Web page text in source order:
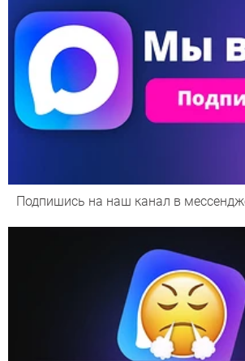
Подпишись на наш канал в